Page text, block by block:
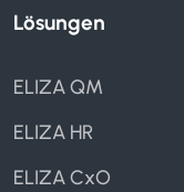
Lösungen
ELIZA QM
ELIZA HR
ELIZA CxO